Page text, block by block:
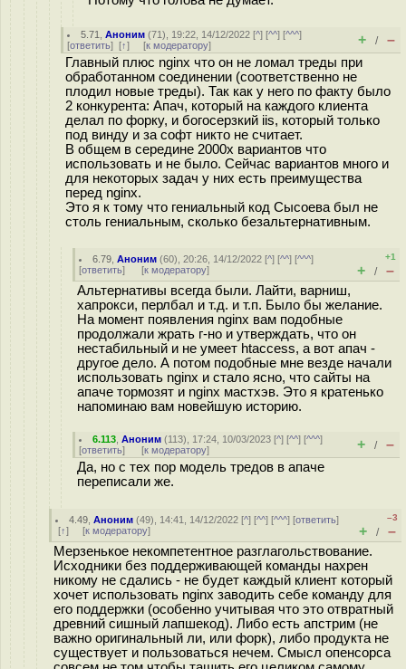
5.71 ,Аноним (71), 19:22, 14/12/2022 [^] [^^] [^^^]
[ответить] [↑] [к модератору] + / –
Главный плюс nginx что он не ломал треды при
обработанном соединении (соответственно не
плодил новые треды). Так как у него по факту было
2 конкурента: Апач, который на каждого клиента
делал по форку, и богосерзкий iis, который только
под винду и за софт никто не считает.
В общем в середине 2000х вариантов что
использовать и не было. Сейчас вариантов много и
для некоторых задач у них есть преимущества
перед nginx.
Это я к тому что гениальный код Сысоева был не
столь гениальным, сколько безальтернативным.
6.79 ,Аноним (60), 20:26, 14/12/2022 [^] [^^] [^^^]
[ответить] [к модератору]
+1
+ / –
Альтернативы всегда были. Лайти, варниш,
хапрокси, перлбал и т.д. и т.п. Было бы желание.
На момент появления nginx вам подобные
продолжали жрать г-но и утверждать, что он
нестабильный и не умеет htaccess, а вот апач -
другое дело. А потом подобные мне везде начали
использовать nginx и стало ясно, что сайты на
апаче тормозят и nginx мастхэв. Это я кратенько
напоминаю вам новейшую историю.
6.113 ,Аноним (113), 17:24, 10/03/2023 [^] [^^] [^^^]
[ответить] [к модератору] + / –
Да, но с тех пор модель тредов в апаче
переписали же.
4.49 ,Аноним (49), 14:41, 14/12/2022 [^] [^^] [^^^] [ответить]
[↑] [к модератору]
–3
+ / –
Мерзенькое некомпетентное разглагольствование.
Исходники без поддерживающей команды нахрен
никому не сдались - не будет каждый клиент который
хочет использовать nginx заводить себе команду для
его поддержки (особенно учитывая что это отвратный
древний сишный лапшекод). Либо есть апстрим (не
важно оригинальный ли, или форк), либо продукта не
существует и пользоваться нечем. Смысл опенсорса